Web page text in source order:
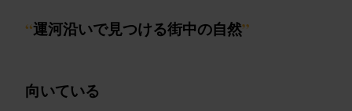
“運河沿いで見つける街中の自然”
向いている